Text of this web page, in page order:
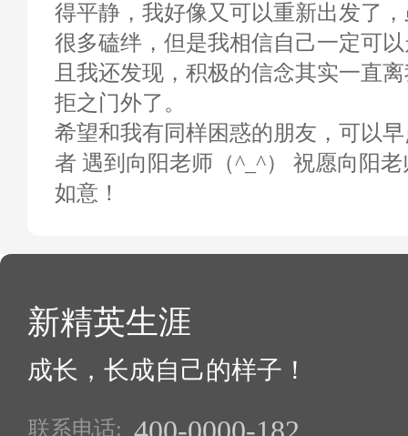
得平静，我好像又可以重新出发了
很多磕绊，但是我相信自己一定可
且我还发现，积极的信念其实一直
拒之门外了。
希望和我有同样困惑的朋友，可以
者 遇到向阳老师（^_^） 祝愿向阳
如意！
新精英生涯
成长，长成自己的样子！
联系电话: